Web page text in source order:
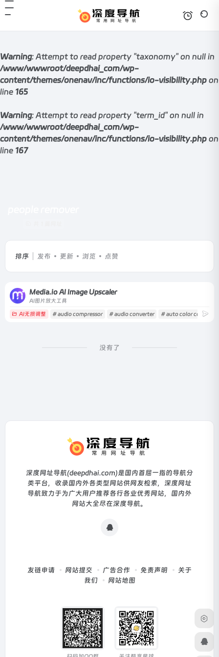
Warning: Attempt to read property "taxonomy" on null in
/www/wwwroot/deepdhai_com/wp-
content/themes/onenav/inc/functions/io-visibility.php on
line 165
Warning: Attempt to read property "term_id" on null in
/www/wwwroot/deepdhai_com/wp-
content/themes/onenav/inc/functions/io-visibility.php on
line 167
排序 发布 更新 浏览 点赞
Media.io AI Image Upscaler
AI图片放大工具
AI无损调整 # audio compressor # audio converter # auto color
没有了
深度网址导航(deepdhai.com)是国内首屈一指的导航分
类平台，收录国内外各类型网站供网友检索，深度网址
导航致力于为广大用户推荐各行各业优秀网站，国内外
网站大全尽在深度导航。
友链申请 网站提交 广告合作 免责声明
关于
我们
网站地图